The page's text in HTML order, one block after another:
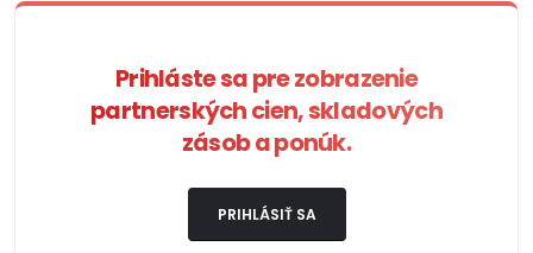
Prihláste sa pre zobrazenie
partnerských cien, skladových
zásob a ponúk.
PRIHLÁSIŤ SA